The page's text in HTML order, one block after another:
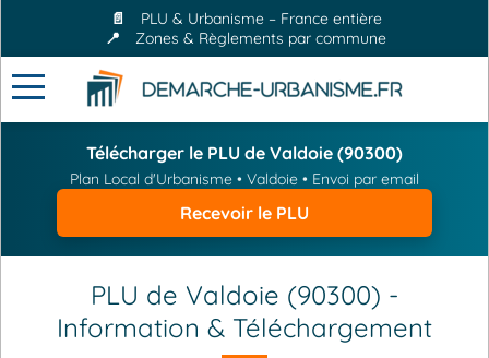
📄
PLU & Urbanisme – France entière
📍
Zones & Règlements par commune
Télécharger le PLU de Valdoie (90300)
Plan Local d'Urbanisme • Valdoie • Envoi par email
Recevoir le PLU
PLU de Valdoie (90300) -
Information & Téléchargement